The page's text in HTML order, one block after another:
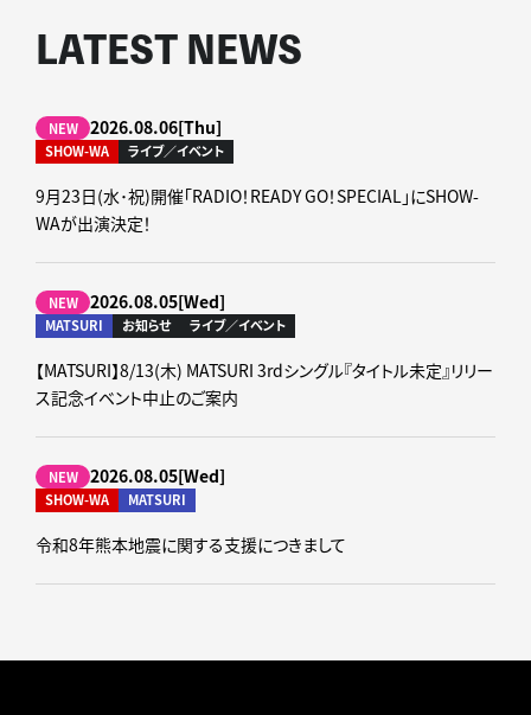
LATEST NEWS
NEW 2026.08.06[Thu]
SHOW-WA ライブ／イベント
9月23日(水･祝)開催「RADIO！READY GO！SPECIAL」にSHOW-
WAが出演決定！
NEW 2026.08.05[Wed]
MATSURI お知らせ ライブ／イベント
【MATSURI】8/13(木) MATSURI 3rdシングル『タイトル未定』リリー
ス記念イベント中止のご案内
NEW 2026.08.05[Wed]
SHOW-WA MATSURI
令和8年熊本地震に関する支援につきまして